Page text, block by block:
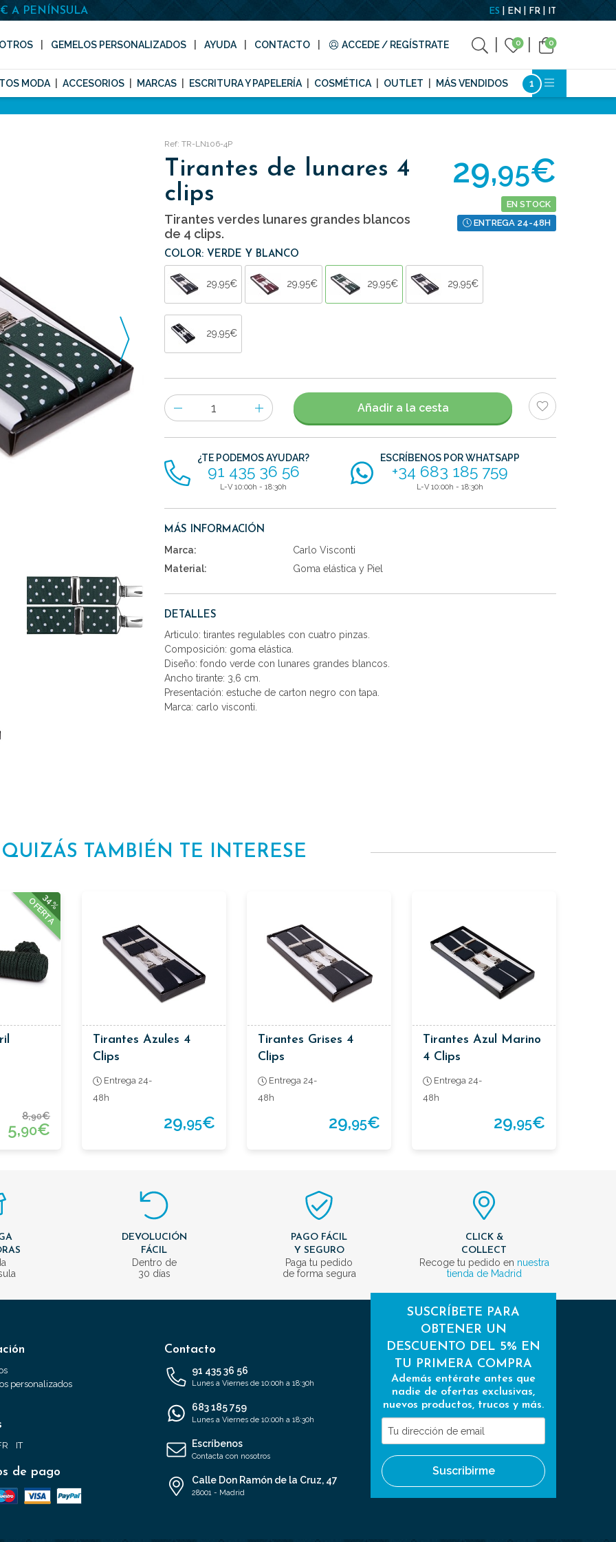
A PENÍNSULA ES EN FR IT
GEMELOS PERSONALIZADOS AYUDA CONTACTO ACCEDE / REGÍSTRATE 0 0
MODA ACCESORIOS MARCAS ESCRITURA Y PAPELERÍA COSMÉTICA OUTLET MÁS VENDIDOS
Ref: TR-LN106-4P
Tirantes de lunares 4
clips
Tirantes verdes lunares grandes blancos
de 4 clips.
29,95€
EN STOCK
ENTREGA 24-48H
COLOR: VERDE Y BLANCO
29,95€ 29,95€ 29,95€ 29,95€
29,95€
Número
de
artículos
Añadir a la cesta
¿TE PODEMOS AYUDAR?
91 435 36 56
L-V 10:00h - 18:30h
ESCRÍBENOS POR WHATSAPP
+34 683 185 759
L-V 10:00h - 18:30h
MÁS INFORMACIÓN
Marca:
Carlo Visconti
Material:
Goma elástica y Piel
DETALLES
Articulo: tirantes regulables con cuatro pinzas.
Composición: goma elástica.
Diseño: fondo verde con lunares grandes blancos.
Ancho tirante: 3,6 cm.
Presentación: estuche de carton negro con tapa.
Marca: carlo visconti.
QUIZÁS TAMBIÉN TE INTERESE
34%
OFERTA
8,90€
5,90€
Tirantes Azules 4
Clips
Entrega 24-
48h
29,95€
Tirantes Grises 4
Clips
Entrega 24-
48h
29,95€
Tirantes Azul Marino
4 Clips
Entrega 24-
48h
29,95€
DEVOLUCIÓN
FÁCIL
Dentro de
30 días
PAGO FÁCIL
Y SEGURO
Paga tu pedido
de forma segura
CLICK &
COLLECT
Recoge tu pedido en nuestra
tienda de Madrid
personalizados
IT
de pago
Contacto
91 435 36 56
Lunes a Viernes de 10:00h a 18:30h
683 185 759
Lunes a Viernes de 10:00h a 18:30h
Escríbenos
Contacta con nosotros
Calle Don Ramón de la Cruz, 47
28001 - Madrid
SUSCRÍBETE PARA
OBTENER UN
DESCUENTO DEL 5% EN
TU PRIMERA COMPRA
Además entérate antes que
nadie de ofertas exclusivas,
nuevos productos, trucos y más.
Tu
dirección
de
email
Suscribirme